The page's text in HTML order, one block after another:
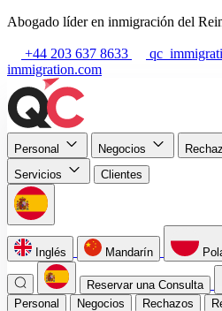
Abogado líder en inmigración del
+44 203 637 8633
immigration.com
Personal Negocios
Servicios
Clientes
Inglés Mandarín
Reservar una Consulta
Personal
Negocios Rechazos